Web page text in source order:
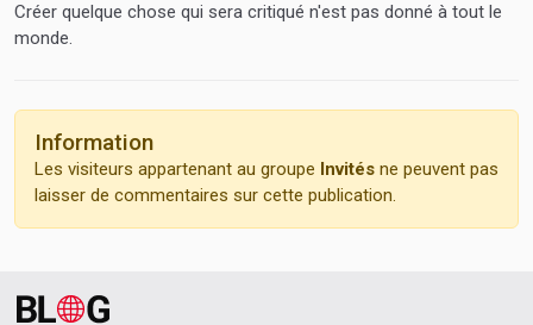
Créer quelque chose qui sera critiqué n'est pas donné à tout le
monde.
Information
Les visiteurs appartenant au groupe Invités ne peuvent pas
laisser de commentaires sur cette publication.